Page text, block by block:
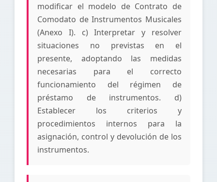
modificar el modelo de Contrato de
Comodato de Instrumentos Musicales
(Anexo I). c) Interpretar y resolver
situaciones no previstas en el
presente, adoptando las medidas
necesarias para el correcto
funcionamiento del régimen de
préstamo de instrumentos. d)
Establecer los criterios y
procedimientos internos para la
asignación, control y devolución de los
instrumentos.